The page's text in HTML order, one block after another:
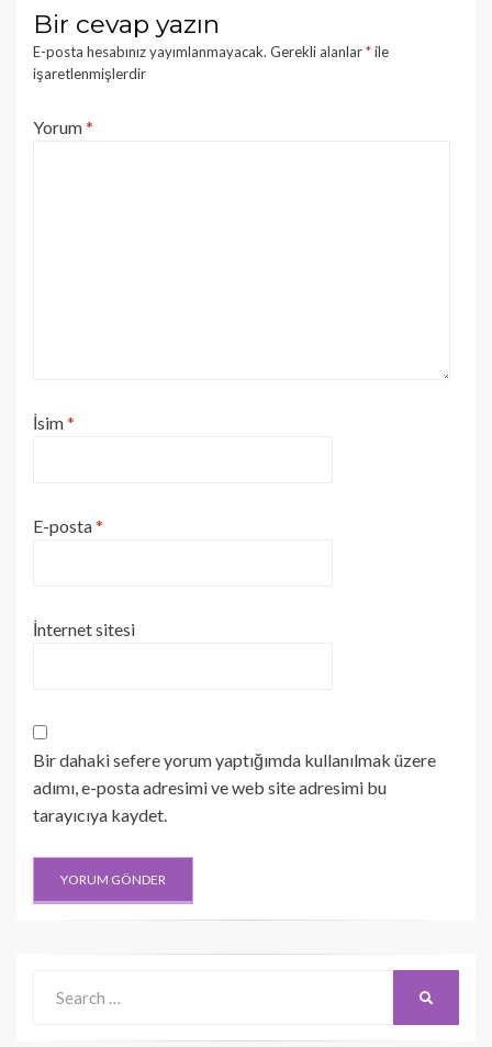
Bir cevap yazın
E-posta hesabınız yayımlanmayacak. Gerekli alanlar*ile
işaretlenmişlerdir
Yorum*
İsim*
E-posta*
İnternet sitesi
Bir dahaki sefere yorum yaptığımda kullanılmak üzere
adımı, e-posta adresimi ve web site adresimi bu
tarayıcıya kaydet.
for: